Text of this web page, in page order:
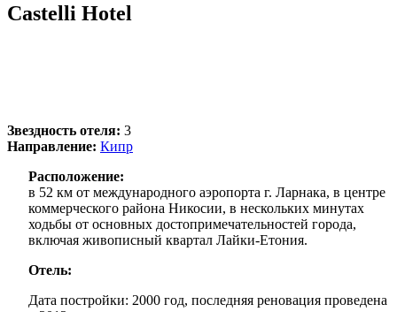
Castelli Hotel
Звездность отеля: 3
Направление: Кипр
Расположение:
в 52 км от международного аэропорта г. Ларнака, в центре
коммерческого района Никосии, в нескольких минутах
ходьбы от основных достопримечательностей города,
включая живописный квартал Лайки-Етония.
Отель:
Дата постройки: 2000 год, последняя реновация проведена